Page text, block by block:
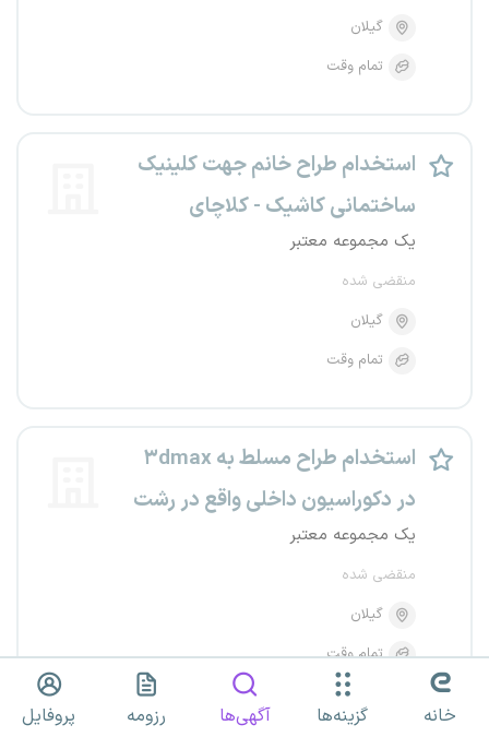
گیلان
تمام وقت
استخدام طراح خانم جهت کلینیک
ساختمانی کاشیک - کلاچای
یک مجموعه معتبر
منقضی شده
گیلان
تمام وقت
استخدام طراح مسلط به ۳dmax
در دکوراسیون داخلی واقع در رشت
یک مجموعه معتبر
منقضی شده
گیلان
تمام وقت
خانه گزینه‌ها آگهی‌ها رزومه پروفایل